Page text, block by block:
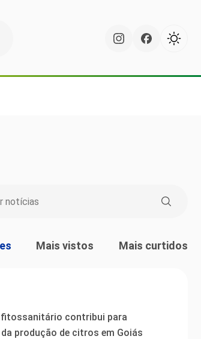
Mais vistos Mais curtidos
contribui para
produção de citros em Goiás